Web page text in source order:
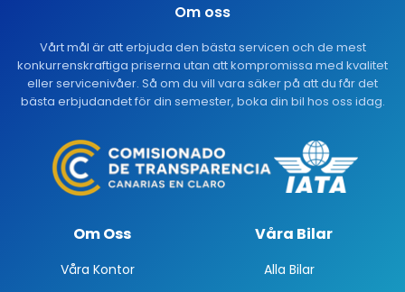
Om oss
Vårt mål är att erbjuda den bästa servicen och de mest
konkurrenskraftiga priserna utan att kompromissa med kvalitet
eller servicenivåer. Så om du vill vara säker på att du får det
bästa erbjudandet för din semester, boka din bil hos oss idag.
Om Oss
Våra Kontor
Våra Bilar
Alla Bilar